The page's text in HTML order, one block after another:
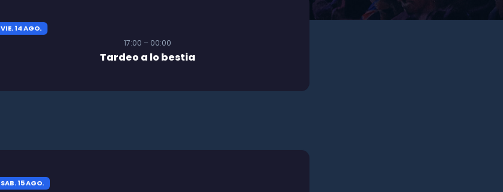
VIE. 14 AGO.
17:00 – 00:00
Tardeo a lo bestia
SAB. 15 AGO.